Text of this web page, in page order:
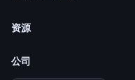
资源
公司